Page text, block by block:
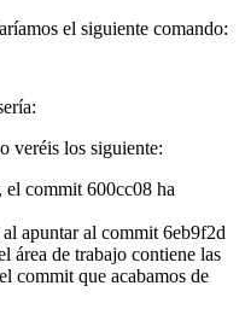
el siguiente comando:
veréis los siguiente:
el commit 600cc08 ha
apuntar al commit 6eb9f2d
área de trabajo contiene las
commit que acabamos de